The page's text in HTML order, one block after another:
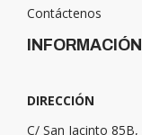
Contáctenos
DIRECCIÓN
C/ San Jacinto